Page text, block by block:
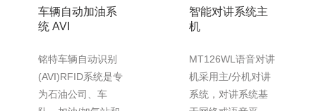
车辆自动加油系
统 AVI
铭特车辆自动识别
(AVI)RFID系统是专
为石油公司、车
智能对讲系统主
机
MT126WL语音对讲
机采用主/分机对讲
系统，对讲系统基